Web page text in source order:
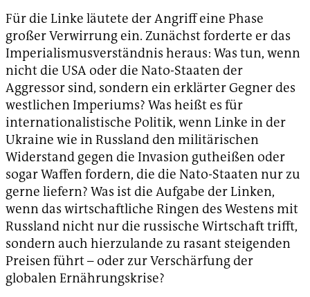
Für die Linke läutete der Angriff eine Phase
großer Verwirrung ein. Zunächst forderte er das
Imperialismusverständnis heraus: Was tun, wenn
nicht die USA oder die Nato-Staaten der
Aggressor sind, sondern ein erklärter Gegner des
westlichen Imperiums? Was heißt es für
internationalistische Politik, wenn Linke in der
Ukraine wie in Russland den militärischen
Widerstand gegen die Invasion gutheißen oder
sogar Waffen fordern, die die Nato-Staaten nur zu
gerne liefern? Was ist die Aufgabe der Linken,
wenn das wirtschaftliche Ringen des Westens mit
Russland nicht nur die russische Wirtschaft trifft,
sondern auch hierzulande zu rasant steigenden
Preisen führt – oder zur Verschärfung der
globalen Ernährungskrise?